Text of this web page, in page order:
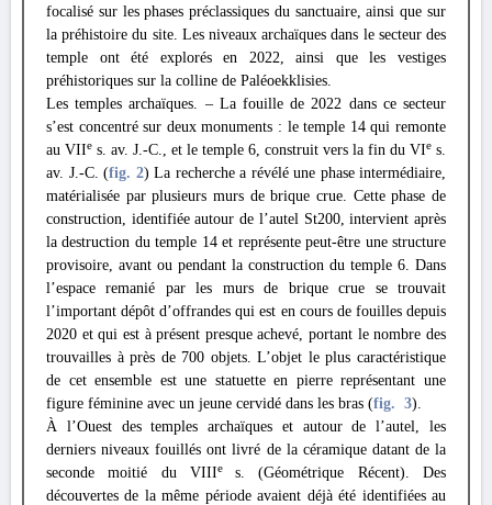
focalisé sur les phases préclassiques du sanctuaire, ainsi que sur
la préhistoire du site. Les niveaux archaïques dans le secteur des
temple ont été explorés en 2022, ainsi que les vestiges
préhistoriques sur la colline de Paléoekklisies.
Les temples archaïques. – La fouille de 2022 dans ce secteur
s’est concentré sur deux monuments : le temple 14 qui remonte
au VIIe s. av. J.-C., et le temple 6, construit vers la fin du VIe s.
av. J.-C. (fig. 2) La recherche a révélé une phase intermédiaire,
matérialisée par plusieurs murs de brique crue. Cette phase de
construction, identifiée autour de l’autel St200, intervient après
la destruction du temple 14 et représente peut-être une structure
provisoire, avant ou pendant la construction du temple 6. Dans
l’espace remanié par les murs de brique crue se trouvait
l’important dépôt d’offrandes qui est en cours de fouilles depuis
2020 et qui est à présent presque achevé, portant le nombre des
trouvailles à près de 700 objets. L’objet le plus caractéristique
de cet ensemble est une statuette en pierre représentant une
figure féminine avec un jeune cervidé dans les bras (fig. 3).
À l’Ouest des temples archaïques et autour de l’autel, les
derniers niveaux fouillés ont livré de la céramique datant de la
seconde moitié du VIIIe s. (Géométrique Récent). Des
découvertes de la même période avaient déjà été identifiées au